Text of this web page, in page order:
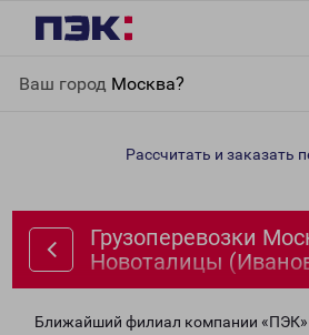
Ваш город Москва?
(Ивановский р-н)
Рассчитать и заказать
Грузоперевозки
Новоталицы
Ближайший филиал компании «ПЭК»